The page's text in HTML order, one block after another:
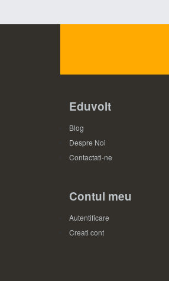
Eduvolt
Blog
Despre Noi
Contactati-ne
Contul meu
Autentificare
Creati cont